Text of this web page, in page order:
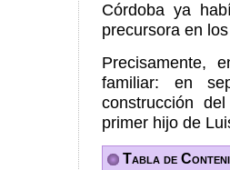
Córdoba ya
precursora en
Precisamente,
familiar: en
construcción
primer hijo de
Tabla de